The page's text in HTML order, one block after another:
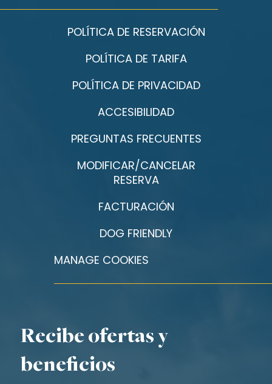
POLÍTICA DE RESERVACIÓN
POLÍTICA DE TARIFA
POLÍTICA DE PRIVACIDAD
ACCESIBILIDAD
PREGUNTAS FRECUENTES
MODIFICAR/CANCELAR
RESERVA
FACTURACIÓN
DOG FRIENDLY
MANAGE COOKIES
Recibe ofertas y
beneficios